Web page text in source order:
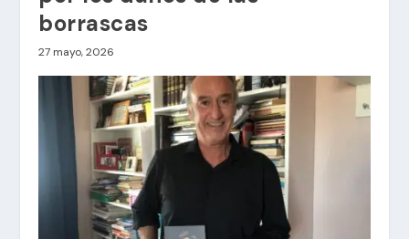
borrascas
27 mayo, 2026